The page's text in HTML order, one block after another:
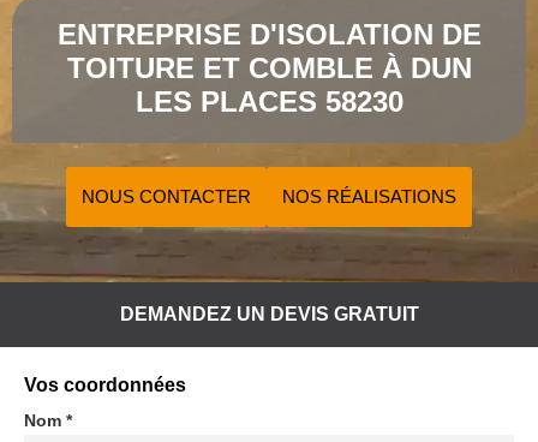
ENTREPRISE D'ISOLATION DE
TOITURE ET COMBLE À DUN
LES PLACES 58230
NOUS CONTACTER NOS RÉALISATIONS
DEMANDEZ UN DEVIS GRATUIT
Vos coordonnées
Nom *